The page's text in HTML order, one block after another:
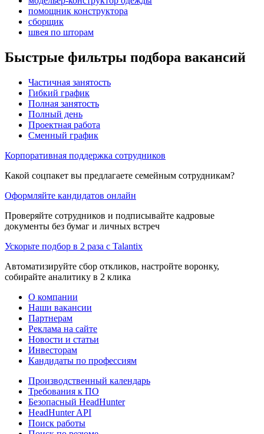
помощник конструктора
сборщик
швея по шторам
Быстрые фильтры подбора вакансий
Частичная занятость
Гибкий график
Полная занятость
Полный день
Проектная работа
Сменный график
Корпоративная поддержка сотрудников
Какой соцпакет вы предлагаете семейным сотрудникам?
Оформляйте кандидатов онлайн
Проверяйте сотрудников и подписывайте кадровые
документы без бумаг и личных встреч
Ускорьте подбор в 2 раза с Talantix
Автоматизируйте сбор откликов, настройте воронку,
собирайте аналитику в 2 клика
О компании
Наши вакансии
Партнерам
Реклама на сайте
Новости и статьи
Инвесторам
Кандидаты по профессиям
Производственный календарь
Требования к ПО
Безопасный HeadHunter
HeadHunter API
Поиск работы